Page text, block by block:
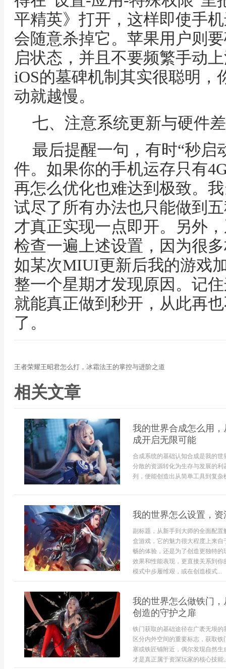
平精英》打开，这样即使手
会随意杀掉它。苹果用户则
启状态，并且不要频繁手动
iOS的墓碑机制其实很聪明，
动就越慢。
七、注意系统更新与硬件
最后提醒一句，有时“秒启
件。如果你的手机运存只有
再怎么优化也难达到极致。
试尽了所有办法也只能做到
才真正实现一点即开。另外
检查一遍上述设置，因为很
如某次MIUI更新后我的游戏
整一个星期才发现原因。记
就能真正做到秒开，从此再
了。
王者荣耀王昭君怎么打，冰霜法王的掌控与进阶之道
相关文章
我的世界合成怎么用
成开启无限可能
合成系统的基础认知合成是我的
分散的资源转化为生存与发展的
列，便能创造出从简单工具到复
我的世界怎么设置，
副标题，从新手到大师的全面配
盒游戏，它的魅力很大程度上来
畅的体验，还是为了创造更独特
效果和性能表现，更直接关系到
模式中步履维艰，或在创造模式...
我的世界怎么做铁门
创造的守护之扉
铁门获取的基础途径在广袤无垠
区分内外空间的重要标志，获取
塞或铁匠铺附近，偶尔发现自然
才是真正属于资深玩家的核心技